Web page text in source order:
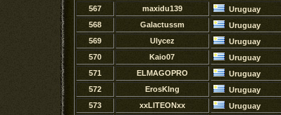
567
maxidu139 Uruguay
568
Galactussm Uruguay
569
Ulycez Uruguay
570
Kaio07 Uruguay
571
ELMAGOPRO Uruguay
572
ErosKIng Uruguay
573
xxLITEONxx Uruguay